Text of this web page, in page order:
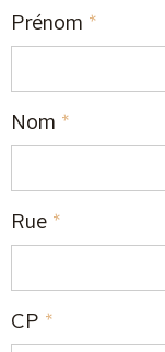
Prénom *
Nom *
Rue *
CP *